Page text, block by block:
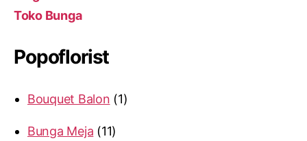
Toko Bunga
Popoflorist
Bouquet Balon 1
Bunga Meja 11